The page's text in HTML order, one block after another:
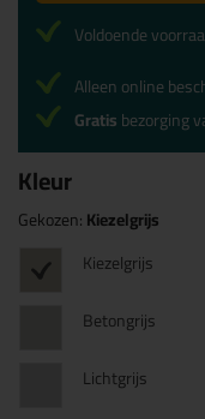
Kleur
Gekozen:Kiezelgrijs
Kiezelgrijs
Betongrijs
Lichtgrijs
Voldoende
Alleen online
Gratisbezorging